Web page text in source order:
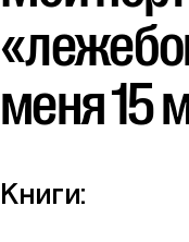
меня 15
Книги: